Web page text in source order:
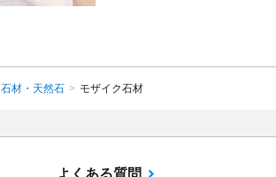
石材・天然石 > モザイク石材